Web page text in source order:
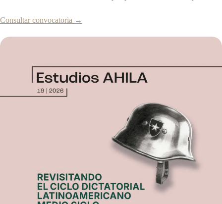
Consultar convocatoria →